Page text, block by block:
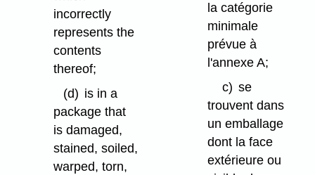
incorrectly
represents the
contents
thereof;
(d) is in a
package that
is damaged,
stained, soiled,
warped, torn,
la catégorie
minimale
prévue à
l'annexe A;
c) se
trouvent dans
un emballage
dont la face
extérieure ou